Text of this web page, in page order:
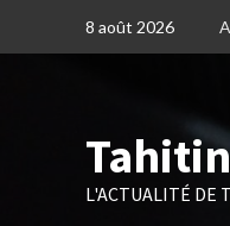
8 août 2026
L'ACTUALITÉ DE